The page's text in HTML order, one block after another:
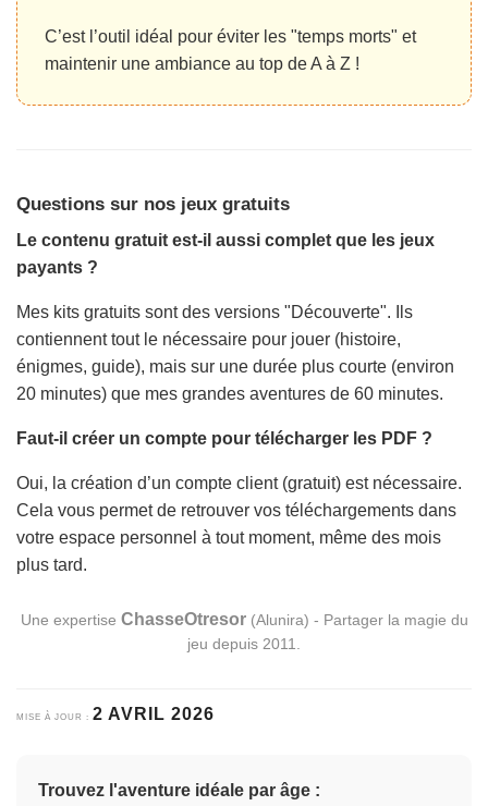
C’est l’outil idéal pour éviter les "temps morts" et
maintenir une ambiance au top de A à Z !
Questions sur nos jeux gratuits
Le contenu gratuit est-il aussi complet que les jeux
payants ?
Mes kits gratuits sont des versions "Découverte". Ils
contiennent tout le nécessaire pour jouer (histoire,
énigmes, guide), mais sur une durée plus courte (environ
20 minutes) que mes grandes aventures de 60 minutes.
Faut-il créer un compte pour télécharger les PDF ?
Oui, la création d’un compte client (gratuit) est nécessaire.
Cela vous permet de retrouver vos téléchargements dans
votre espace personnel à tout moment, même des mois
plus tard.
Une expertise ChasseOtresor(Alunira) - Partager la magie du
jeu depuis 2011.
MISE À JOUR : 2 AVRIL 2026
Trouvez l'aventure idéale par âge :